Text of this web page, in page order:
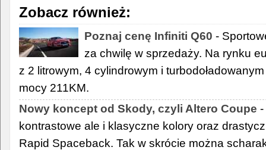
Zobacz również:
Poznaj cenę Infiniti Q60 -
za chwilę w sprzedaży. Na rynku
z 2 litrowym, 4 cylindrowym i
mocy 211KM.
Nowy koncept od Skody, czyli Altero Coupe
kontrastowe ale i klasyczne kolory oraz
Rapid Spaceback. Tak w skrócie można